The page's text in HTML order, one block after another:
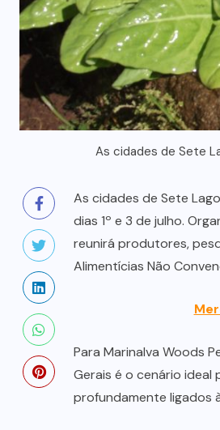
As cidades de Sete
As cidades de Sete
dias 1º e 3 de julho.
reunirá produtores,
Alimentícias Não
Para Marinalva Woods
Gerais é o cenário ideal
profundamente ligados